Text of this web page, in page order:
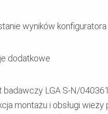
wyników
dodatkowe
badawczy LGA S-N/
montażu i obsługi